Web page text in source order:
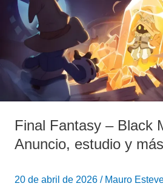
Final Fantasy – Black
Anuncio, estudio y más
20 de abril de 2026 / Mauro
Black
Mages
Legacy
Anuncio,
estudio
más